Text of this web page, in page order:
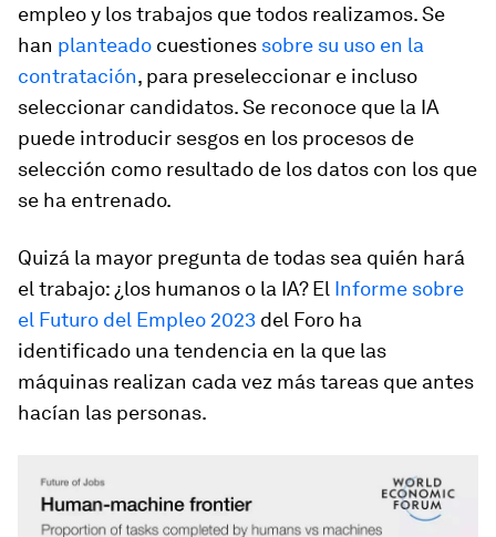
empleo y los trabajos que todos realizamos. Se
han planteado cuestiones sobre su uso en la
contratación, para preseleccionar e incluso
seleccionar candidatos. Se reconoce que la IA
puede introducir sesgos en los procesos de
selección como resultado de los datos con los que
se ha entrenado.
Quizá la mayor pregunta de todas sea quién hará
el trabajo: ¿los humanos o la IA? El Informe sobre
el Futuro del Empleo 2023 del Foro ha
identificado una tendencia en la que las
máquinas realizan cada vez más tareas que antes
hacían las personas.